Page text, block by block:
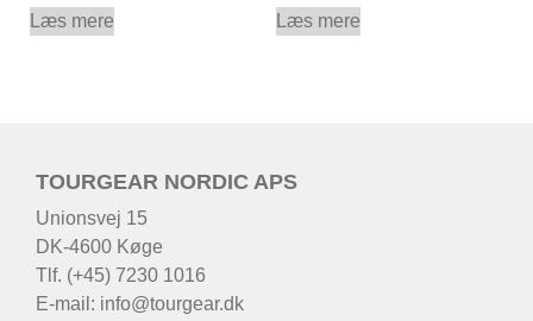
Læs mere Læs mere
TOURGEAR NORDIC APS
Unionsvej 15
DK-4600 Køge
Tlf. (+45) 7230 1016
E-mail: info@tourgear.dk